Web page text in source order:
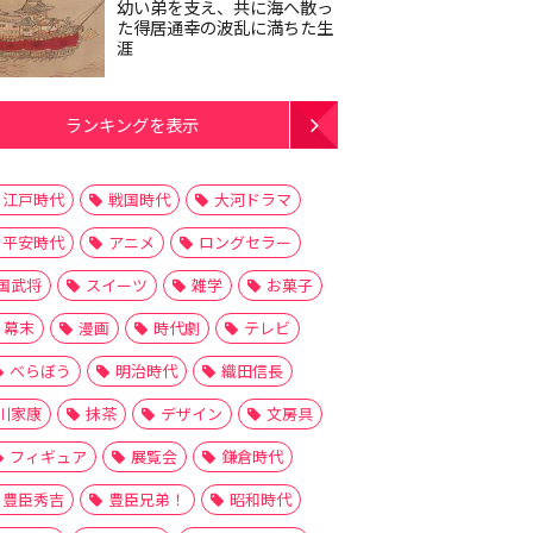
幼い弟を支え、共に海へ散っ
た得居通幸の波乱に満ちた生
涯
ランキングを表示
江戸時代 戦国時代
大河ドラマ
平安時代
アニメ
ロングセラー
武将
スイーツ 雑学
お菓子
幕末
漫画 時代劇
テレビ
べらぼう
明治時代
織田信長
家康
抹茶 デザイン
文房具
フィギュア
展覧会
鎌倉時代
豊臣秀吉
豊臣兄弟！
昭和時代